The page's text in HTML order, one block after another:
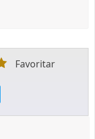
Favoritar